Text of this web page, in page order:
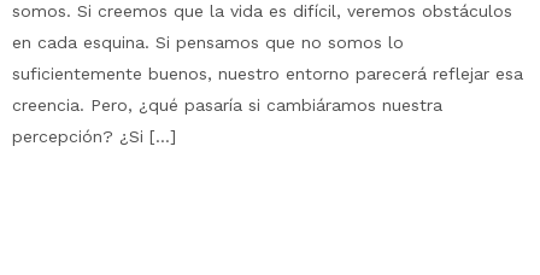
somos. Si creemos que la vida es difícil, veremos obstáculos
en cada esquina. Si pensamos que no somos lo
suficientemente buenos, nuestro entorno parecerá reflejar esa
creencia. Pero, ¿qué pasaría si cambiáramos nuestra
percepción? ¿Si […]